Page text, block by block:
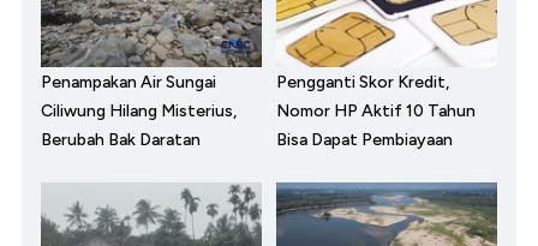
Penampakan Air Sungai
Ciliwung Hilang Misterius,
Berubah Bak Daratan
Pengganti Skor Kredit,
Nomor HP Aktif 10 Tahun
Bisa Dapat Pembiayaan